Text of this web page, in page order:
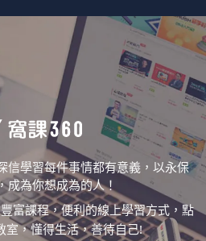
信學習每件事情都有意義，以永保
成為你想成為的人！
富課程，便利的線上學習方式，點
室，懂得生活，善待自己!